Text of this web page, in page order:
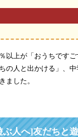
以上が「おうちです
の人と出かける」、
ました。
ぶ人へ]友だちと